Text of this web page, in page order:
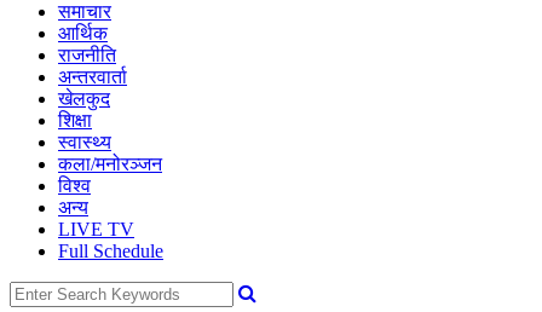
समाचार
आर्थिक
राजनीति
अन्तरवार्ता
खेलकुद
शिक्षा
स्वास्थ्य
कला/मनोरञ्जन
विश्व
अन्य
LIVE TV
Full Schedule